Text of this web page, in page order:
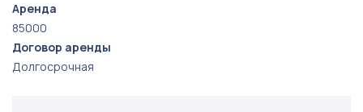
Аренда
85000
Договор аренды
Долгосрочная